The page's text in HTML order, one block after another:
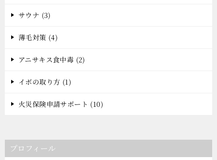
サウナ (3)
薄毛対策 (4)
アニサキス食中毒 (2)
イボの取り方 (1)
火災保険申請サポート (10)
プロフィール